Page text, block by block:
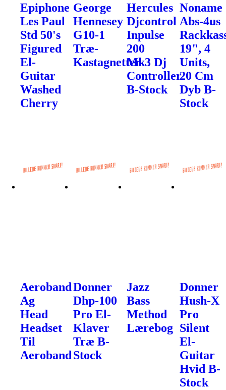
Epiphone
Les Paul
Std 50's
Figured
El-
Guitar
Washed
Cherry
George
Hennesey
G10-1
Træ-
Kastagnetter
Hercules
Djcontrol
Inpulse
200
Mk3 Dj
Controller
B-Stock
Noname
Abs-4us
19", 4
Units,
20 Cm
Dyb B-
Stock
Aeroband
Ag
Head
Headset
Til
Aeroband
Donner
Dhp-100
Pro El-
Klaver
Træ B-
Stock
Jazz
Bass
Method
Lærebog
Donner
Hush-X
Pro
Silent
El-
Guitar
Hvid B-
Stock